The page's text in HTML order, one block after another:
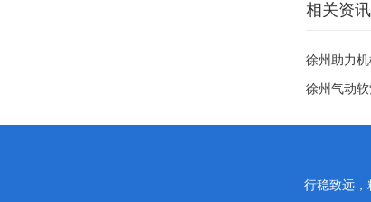
相关资讯
徐州助力
徐州气动
行稳致远，